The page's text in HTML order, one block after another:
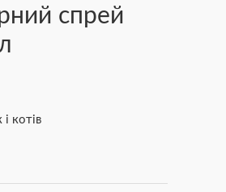
спрей
котів